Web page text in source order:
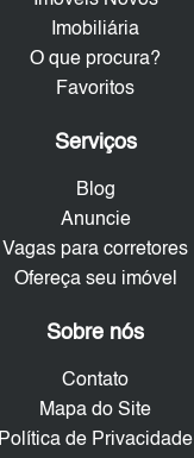
Imobiliária
O que procura?
Favoritos
Serviços
Blog
Anuncie
Vagas para corretores
Ofereça seu imóvel
Sobre nós
Contato
Mapa do Site
Política de Privacidade